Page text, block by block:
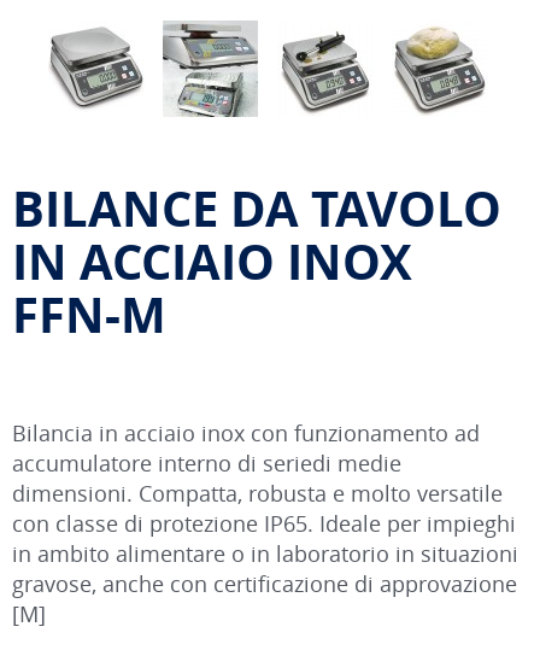
BILANCE DA TAVOLO
IN ACCIAIO INOX
FFN-M
Bilancia in acciaio inox con funzionamento ad
accumulatore interno di seriedi medie
dimensioni. Compatta, robusta e molto versatile
con classe di protezione IP65. Ideale per impieghi
in ambito alimentare o in laboratorio in situazioni
gravose, anche con certificazione di approvazione
[M]